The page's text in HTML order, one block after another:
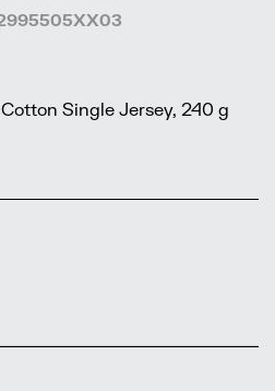
Single Jersey, 240 g